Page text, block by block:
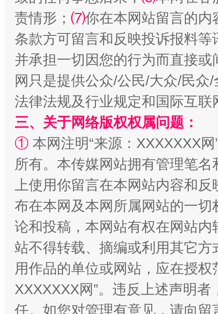
扯下公款旅游的“隐身衣” 如何以
责情形； ⑺你在本网站留言的内
条款方可留言和反映投诉报料
并承担一切因您的行为而直接
网只是提供公众/公民/大众/民
法律法规及行业规定和国际互
三、关于网络版权权属问题：
① 本网注明“来源：XXXXXXX
所有。本传媒网站拥有管理笔
上使用你留言在本网站内容和
布在本网及本网所属网站的一
论和投稿，本网站有权在网站
站不得转载、摘编或利用其它
用作品的单位或网站，应在授
XXXXXXX网”。违反上述声明
任。如您对管理有意见，请向